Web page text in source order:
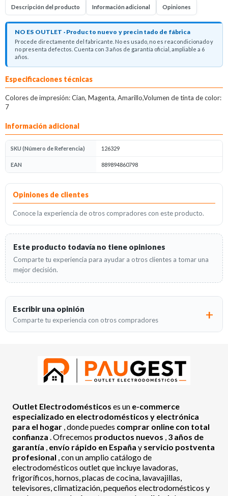
Descripción del producto Información adicional Opiniones
NO ES OUTLET · Producto nuevo y precintado de fábrica
Procede directamente del fabricante. No es usado, no es reacondicionado y
no presenta defectos. Cuenta con 3 años de garantía oficial, ampliable a 6
años.
Descripción del producto
Especificaciones técnicas
Colores de impresión: Cian, Magenta, Amarillo,Volumen de tinta de color:
7
Información adicional
SKU (Número de Referencia) 126329
EAN 889894860798
Opiniones
Opiniones de clientes
Conoce la experiencia de otros compradores con este producto.
Este producto todavía no tiene opiniones
Comparte tu experiencia para ayudar a otros clientes a tomar una
mejor decisión.
Escribir una opinión
Comparte tu experiencia con otros compradores
Outlet Electrodomésticos es un e-commerce
especializado en electrodomésticos y electrónica
para el hogar , donde puedes comprar online con total
confianza . Ofrecemos productos nuevos , 3 años de
garantía , envío rápido en España y servicio postventa
profesional , con un amplio catálogo de
electrodomésticos outlet que incluye lavadoras,
frigoríficos, hornos, placas de cocina, lavavajillas,
televisores, climatización, pequeños electrodomésticos y